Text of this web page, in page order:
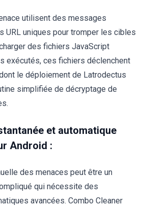
utilisent des messages
URL uniques pour tromper les cibles
des fichiers JavaScript
exécutés, ces fichiers déclenchent
le déploiement de Latrodectus
simplifiée de décryptage de
et automatique
Android :
des menaces peut être un
qui nécessite des
avancées. Combo Cleaner